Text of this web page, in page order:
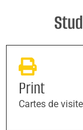
Print
Cartes de